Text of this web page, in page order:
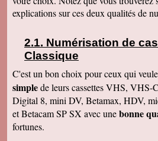
Le service aux clients est un
est une artiste qui aime son
Denise J
Merci pour votre très agréable
facilement. J'ai déménagé en
autonomie et trouvé quelqu'un
l'écran. Mais c'était simple et
peu de courage et de réflexion
parvenue. Tout fonctionne,
Merci. Je garde vos
explications sur ces deux qualités de
Numérisation de
Classique
C'est un bon choix pour ceux qui
simplede leurs cassettes VHS,
Digital 8, mini DV, Betamax, HDV,
et Betacam SP SX avec unebonne
fortunes.